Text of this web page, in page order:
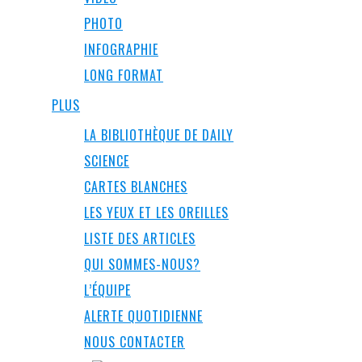
PHOTO
INFOGRAPHIE
LONG FORMAT
PLUS
LA BIBLIOTHÈQUE DE DAILY
SCIENCE
CARTES BLANCHES
LES YEUX ET LES OREILLES
LISTE DES ARTICLES
QUI SOMMES-NOUS?
L’ÉQUIPE
ALERTE QUOTIDIENNE
NOUS CONTACTER